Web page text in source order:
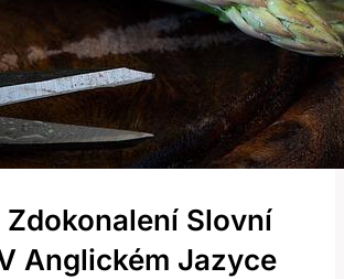
Zdokonalení Slovní
Anglickém Jazyce